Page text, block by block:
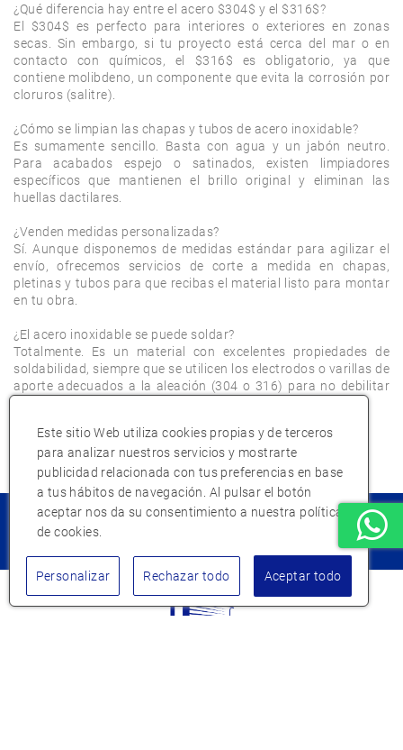
¿Qué diferencia hay entre el acero $304$ y el $316$?
El $304$ es perfecto para interiores o exteriores en zonas
secas. Sin embargo, si tu proyecto está cerca del mar o en
contacto con químicos, el $316$ es obligatorio, ya que
contiene molibdeno, un componente que evita la corrosión por
cloruros (salitre).
¿Cómo se limpian las chapas y tubos de acero inoxidable?
Es sumamente sencillo. Basta con agua y un jabón neutro.
Para acabados espejo o satinados, existen limpiadores
específicos que mantienen el brillo original y eliminan las
huellas dactilares.
¿Venden medidas personalizadas?
Sí. Aunque disponemos de medidas estándar para agilizar el
envío, ofrecemos servicios de corte a medida en chapas,
pletinas y tubos para que recibas el material listo para montar
en tu obra.
¿El acero inoxidable se puede soldar?
Totalmente. Es un material con excelentes propiedades de
soldabilidad, siempre que se utilicen los electrodos o varillas de
aporte adecuados a la aleación (304 o 316) para no debilitar
Este sitio Web utiliza cookies propias y de terceros
para analizar nuestros servicios y mostrarte
publicidad relacionada con tus preferencias en base
a tus hábitos de navegación. Al pulsar el botón
aceptar nos da su consentimiento a nuestra política
de cookies.
Personalizar Rechazar todo Aceptar todo
¿Eres un cliente nuevo?